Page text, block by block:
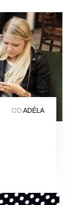
ODADÉLA